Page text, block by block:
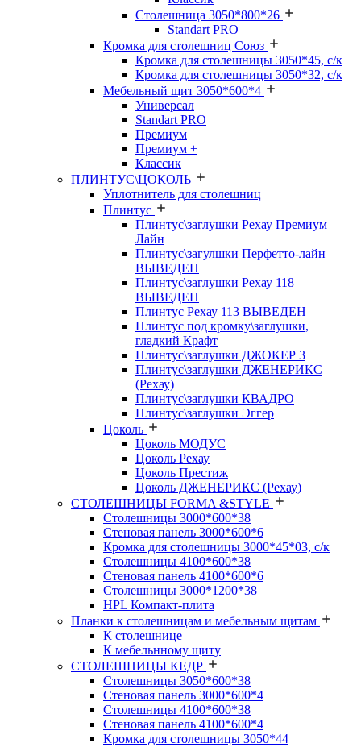
Столешница 3050*800*26
Standart PRO
Кромка для столешниц Союз
Кромка для столешницы 3050*45, с/к
Кромка для столешницы 3050*32, с/к
Мебельный щит 3050*600*4
Универсал
Standart PRO
Премиум
Премиум +
Классик
ПЛИНТУС\ЦОКОЛЬ
Уплотнитель для столешниц
Плинтус
Плинтус\заглушки Рехау Премиум
Лайн
Плинтус\загулшки Перфетто-лайн
ВЫВЕДЕН
Плинтус\заглушки Рехау 118
ВЫВЕДЕН
Плинтус Рехау 113 ВЫВЕДЕН
Плинтус под кромку\заглушки,
гладкий Крафт
Плинтус\заглушки ДЖОКЕР 3
Плинтус\заглушки ДЖЕНЕРИКС
(Рехау)
Плинтус\заглушки КВАДРО
Плинтус\заглушки Эггер
Цоколь
Цоколь МОДУС
Цоколь Рехау
Цоколь Престиж
Цоколь ДЖЕНЕРИКС (Рехау)
СТОЛЕШНИЦЫ FORMA &STYLE
Столешницы 3000*600*38
Стеновая панель 3000*600*6
Кромка для столешницы 3000*45*03, с/к
Столешницы 4100*600*38
Стеновая панель 4100*600*6
Столешницы 3000*1200*38
HPL Компакт-плита
Планки к столешницам и мебельным щитам
К столешнице
К мебельнному щиту
СТОЛЕШНИЦЫ КЕДР
Столешницы 3050*600*38
Стеновая панель 3000*600*4
Столешницы 4100*600*38
Стеновая панель 4100*600*4
Кромка для столешницы 3050*44